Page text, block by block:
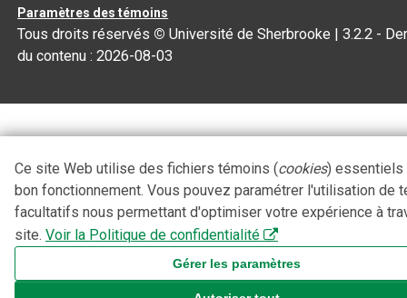
Paramètres des témoins
Tous droits réservés © Université de Sherbrooke |3.2.2 -
du contenu :2026-08-03
Ce site Web utilise des fichiers témoins (cookies) essentiels
bon fonctionnement. Vous pouvez paramétrer l'utilisation de
facultatifs nous permettant d'optimiser votre expérience à
site. Voir la Politique de confidentialité
Gérer les paramètres